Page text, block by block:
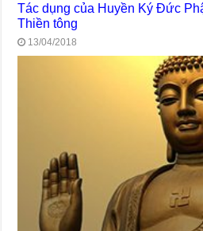
Tác dụng của Huyền Ký Đức
Thiền tông
13/04/2018